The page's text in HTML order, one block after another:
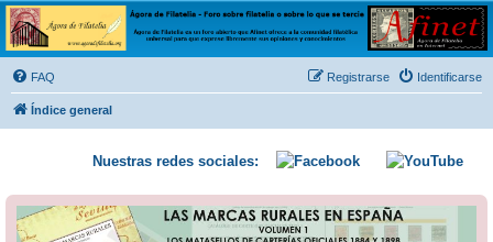
Ágora de Filatelia
Foro sobre filatelia o sobre lo que se tercie. Ágora de Filatelia es un foro abierto que Afinet
ofrece a la comunidad filatélica universal para que exprese libremente sus opiniones y
conocimientos
FAQ Identificarse
Registrarse
Índice general
Nuestras redes sociales: